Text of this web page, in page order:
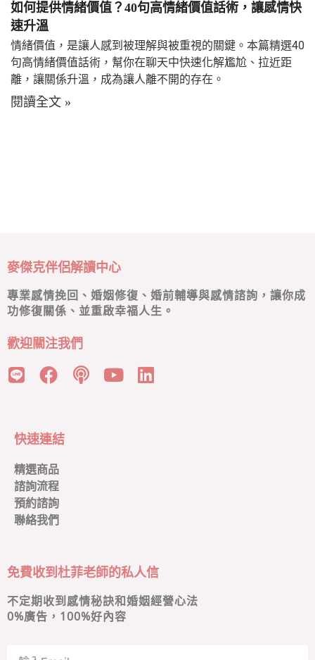
如何提供情緒價值？40句高情緒價值話術，讓感情快
速升溫
情緒價值，是讓人感到被理解與被重視的關鍵。本篇精選40
句高情緒價值話術，幫你在聊天中快速化解尷尬、拉近距
離，讓關係升溫，成為讓人離不開的存在。
閱讀全文 »
麥傑克伴侶解讀中心
專業感情挽回、婚姻修復、婚前輔導與感情諮詢，讓你成
功修復關係、並重啟幸福人生。
歡迎關注我們
快速連結
精選商品
諮詢流程
預約諮詢
聯絡我們
免費收到杜菲老師的私人信
不定期收到感情秘訣和婚姻經營心法
0%廣告，100%好內容